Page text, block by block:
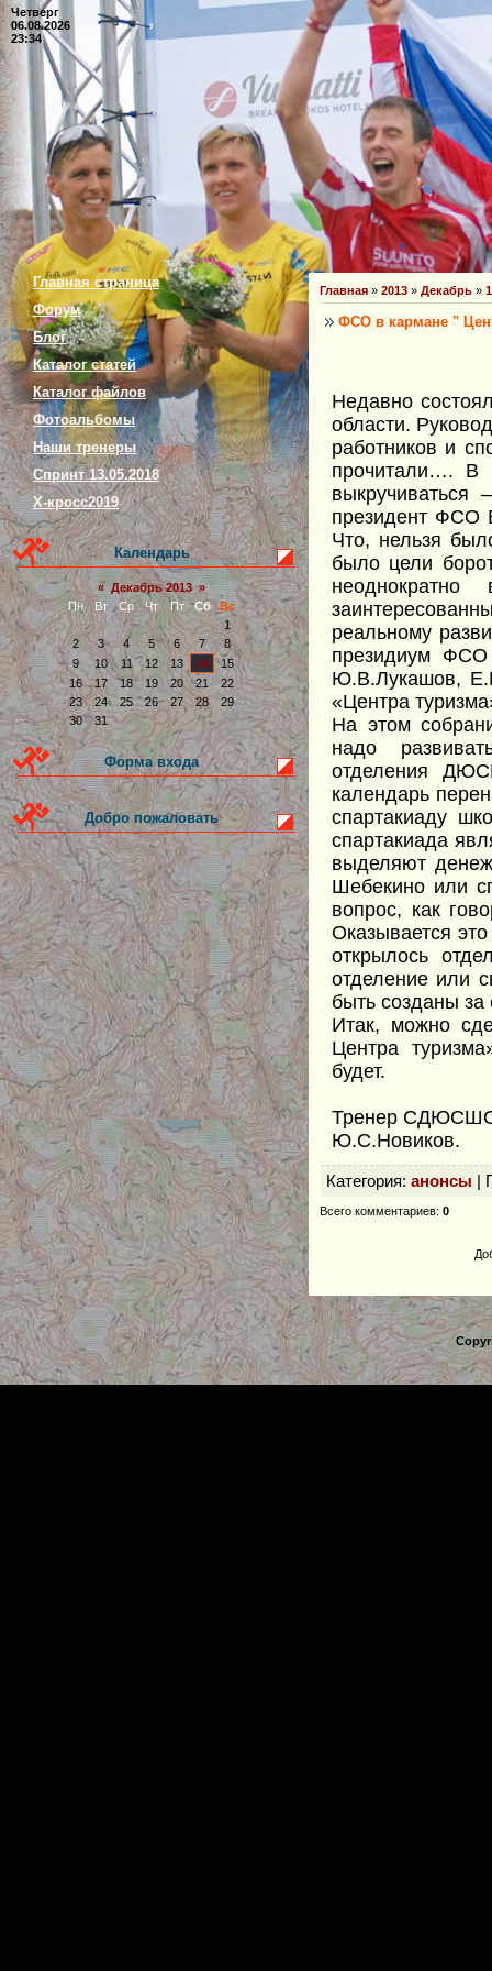
Четверг
06.08.2026
23:34
Главная страница
Форум
Блог
Каталог статей
Каталог файлов
Фотоальбомы
Наши тренеры
Спринт 13.05.2018
Х-кросс2019
Календарь
« Декабрь 2013 »
Пн
Вт Ср Чт Пт Сб
Вс
1
2
3 4 5 6 7
8
9
10 11 12 13 14
15
16
17 18 19 20 21
22
23
24 25 26 27 28
29
30
31
Форма входа
Добро пожаловать
Главная » 2013 » Декабрь »
ФСО в кармане "
Недавно
области.
работников и
прочитали…. В
выкручиваться
президент ФСО
Что, нельзя
было цели
реальному
президиум
Ю.В.Лукашов,
«Центра
На этом
надо
отделения
календарь
спартакиаду
спартакиада
выделяют
Шебекино или
вопрос, как
Оказывается
открылось
отделение или
быть созданы
Итак, можно
Центра
будет.
Тренер
Ю.С.Новиков.
Категория: анонсы |
Всего комментариев: 0